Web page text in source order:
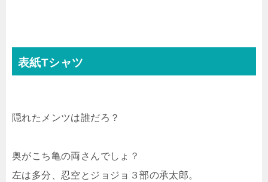
表紙Tシャツ
隠れたメンツは誰だろ？
奥がこち亀の両さんでしょ？
左は多分、忍空とジョジョ３部の承太郎。